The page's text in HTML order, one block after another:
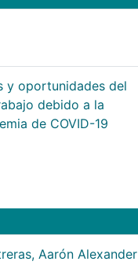
y oportunidades del
debido a la
de COVID-19
Aarón Alexander